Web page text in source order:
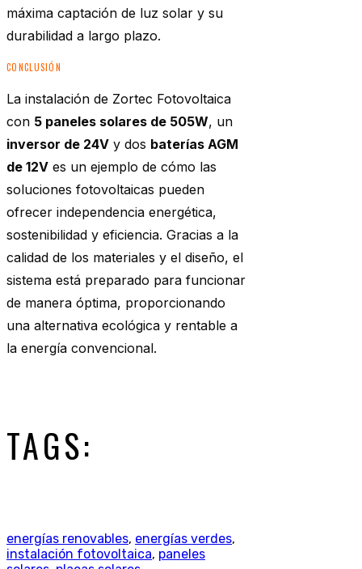
máxima captación de luz solar y su
durabilidad a largo plazo.
CONCLUSIÓN
La instalación de Zortec Fotovoltaica
con 5 paneles solares de 505W, un
inversor de 24V y dos baterías AGM
de 12V es un ejemplo de cómo las
soluciones fotovoltaicas pueden
ofrecer independencia energética,
sostenibilidad y eficiencia. Gracias a la
calidad de los materiales y el diseño, el
sistema está preparado para funcionar
de manera óptima, proporcionando
una alternativa ecológica y rentable a
la energía convencional.
TAGS:
energías renovables, energías verdes,
instalación fotovoltaica, paneles